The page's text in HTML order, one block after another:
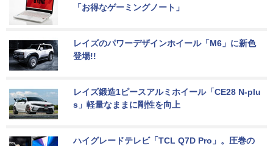
「お得なゲーミングノート」
レイズのパワーデザインホイール「M6」に新色
登場!!
レイズ鍛造1ピースアルミホイール「CE28 N-plu
s」軽量なままに剛性を向上
ハイグレードテレビ「TCL Q7D Pro」。圧巻の